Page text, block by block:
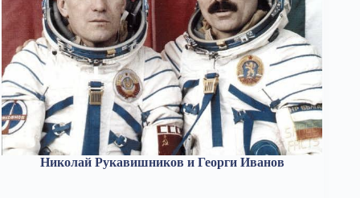
Николай Рукавишников и Георги Иванов